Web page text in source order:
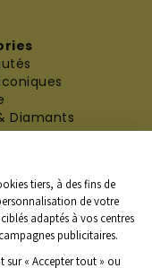
Diamants
légales
tiers, à des fins de
de votre
adaptés à vos centres
publicitaires.
sur « Accepter tout » ou